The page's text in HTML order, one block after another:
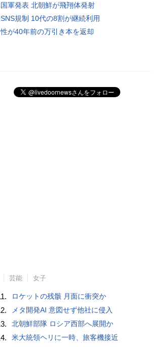
軍発表 北朝鮮が飛翔体発射
規制 10代の8割が継続利用
が40年前の万引き本を返却
芸能 女子
ロケットの残骸 月面に衝突か
メタ開発AI 意図せず他社に侵入
北朝鮮部隊 ロシア西部へ展開か
米大統領ヘリに一時、旅客機接近